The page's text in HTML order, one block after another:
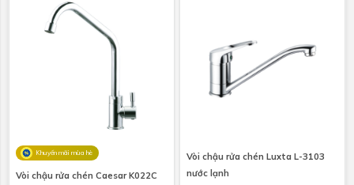
Khuyến mãi mùa hè
Vòi chậu rửa chén Caesar K022C
Vòi chậu rửa chén Luxta L-3103
nước lạnh